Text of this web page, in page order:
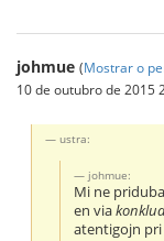
johmue (Mostrar o
10 de outubro de 2015
ustra:
johmue:
Mi ne
en via
atentigojn pri